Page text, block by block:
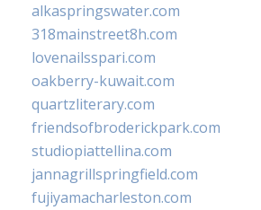
alkaspringswater.com
318mainstreet8h.com
lovenailsspari.com
oakberry-kuwait.com
quartzliterary.com
friendsofbroderickpark.com
studiopiattellina.com
jannagrillspringfield.com
fujiyamacharleston.com